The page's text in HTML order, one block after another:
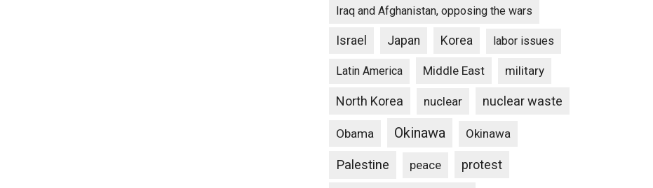
Iraq and Afghanistan, opposing the wars
Israel Japan Korea labor issues
Latin America Middle East military
North Korea nuclear nuclear waste
Obama Okinawa Okinawa
Palestine peace protest